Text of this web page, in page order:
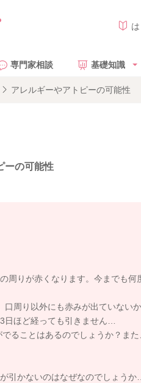
専門家相談 基礎知識
アレルギーやアトピーの可能性
ーの可能性
周りが赤くなります。今までも
周り以外にも赤みが出ていない
日ほど経っても引きません…
ることはあるのでしょうか？ま
引かないのはなぜなのでしょうか…